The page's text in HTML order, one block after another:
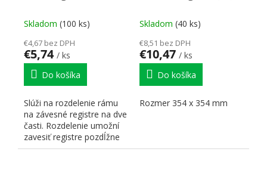
Skladom (100 ks)
€4,67 bez DPH
€5,74 / ks
Do košíka
Slúži na rozdelenie rámu
na závesné registre na dve
časti. Rozdelenie umožní
zavesiť registre pozdĺžne
aj priečne
Skladom (40 ks)
€8,51 bez DPH
€10,47 / ks
Do košíka
Rozmer 354 x 354 mm